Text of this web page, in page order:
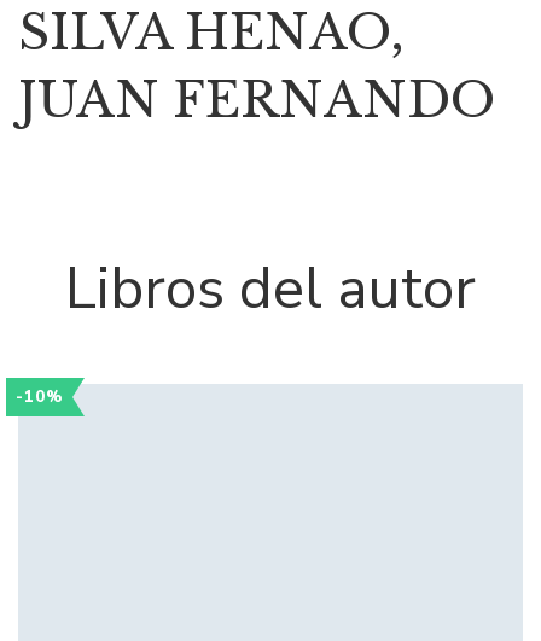
SILVA HENAO,
JUAN FERNANDO
Libros del autor
-10%